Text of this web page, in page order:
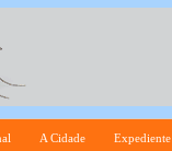
A Cidade Expediente